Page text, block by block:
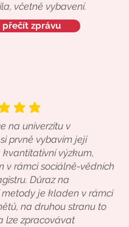
včetně vybavení.
přečít zprávu
je 5 z 5
na univerzitu v
prvně vybavím její
kvantitativní výzkum,
v rámci sociálně-vědních
Důraz na
je kladen v rámci
na druhou stranu to
lze zpracovávat